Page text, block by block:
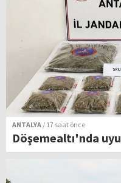
ANTALYA / 17 saat önce
Döşemealtı'nda